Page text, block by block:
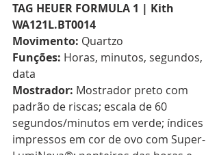
TAG HEUER FORMULA 1 | Kith
WA121L.BT0014
Movimento: Quartzo
Funções: Horas, minutos, segundos,
data
Mostrador: Mostrador preto com
padrão de riscas; escala de 60
segundos/minutos em verde; índices
impressos em cor de ovo com Super-